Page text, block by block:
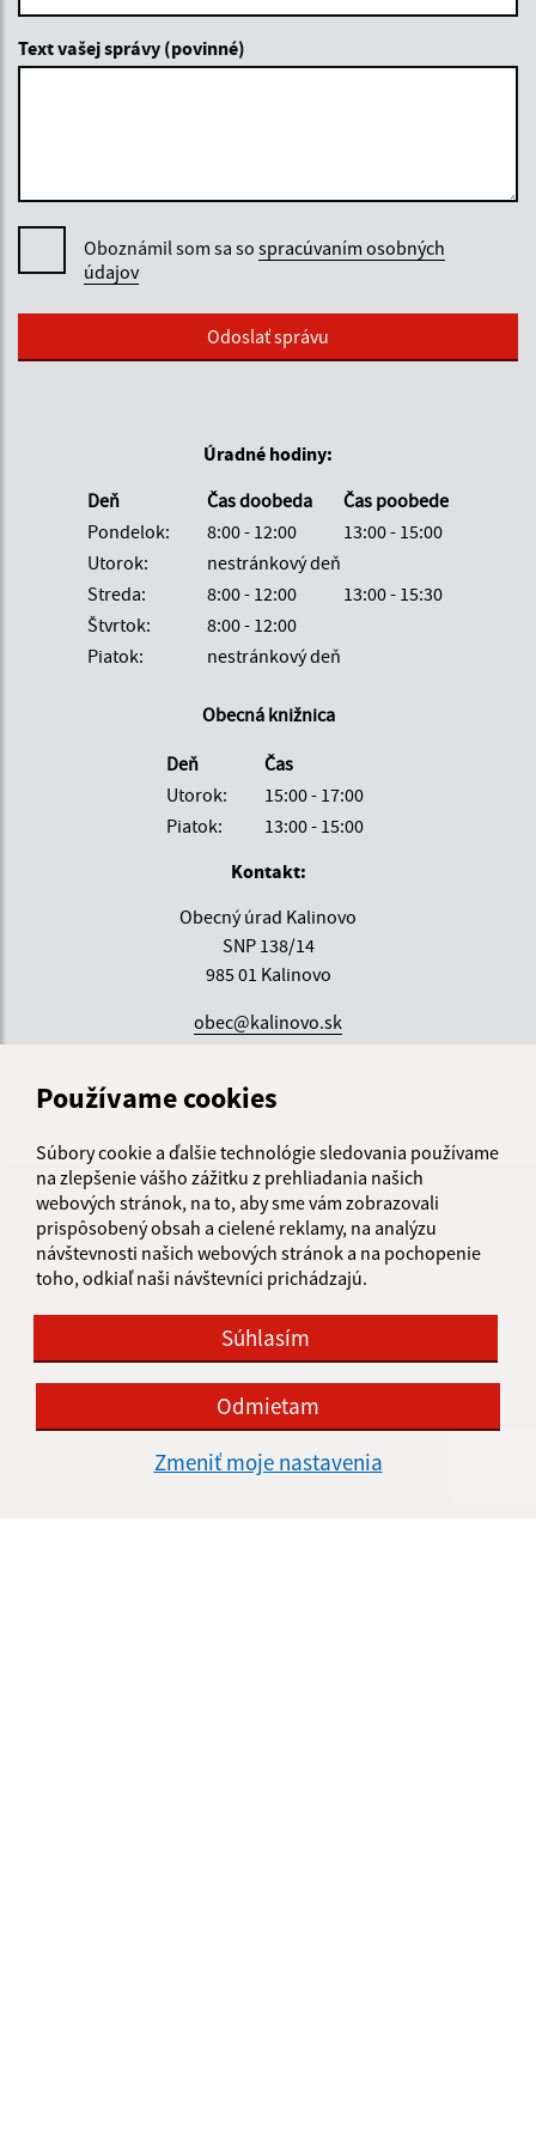
Používame cookies
Súbory cookie a ďalšie technológie sledovania používame
na zlepšenie vášho zážitku z prehliadania našich
webových stránok, na to, aby sme vám zobrazovali
prispôsobený obsah a cielené reklamy, na analýzu
návštevnosti našich webových stránok a na pochopenie
toho, odkiaľ naši návštevníci prichádzajú.
Súhlasím
Odmietam
Zmeniť moje nastavenia
Text vašej správy (povinné)
Oboznámil som sa so spracúvaním osobných
údajov
Google reCaptcha ResponseOdoslať správu
Úradné hodiny:
Deň
Čas doobeda
Čas poobede
Pondelok:
8:00 - 12:00
13:00 - 15:00
Utorok:
nestránkový deň
Streda:
8:00 - 12:00
13:00 - 15:30
Štvrtok:
8:00 - 12:00
Piatok:
nestránkový deň
Obecná knižnica
Deň
Čas
Utorok:
15:00 - 17:00
Piatok:
13:00 - 15:00
Kontakt:
Obecný úrad Kalinovo
SNP 138/14
985 01 Kalinovo
obec@kalinovo.sk
IČO: 00316121